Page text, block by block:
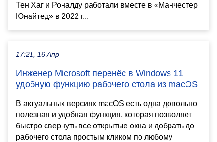
Тен Хаг и Роналду работали вместе в «Манчестер
Юнайтед» в 2022 г...
17:21, 16 Апр
Инженер Microsoft перенёс в Windows 11
удобную функцию рабочего стола из macOS
В актуальных версиях macOS есть одна довольно
полезная и удобная функция, которая позволяет
быстро свернуть все открытые окна и добрать до
рабочего стола простым кликом по любому